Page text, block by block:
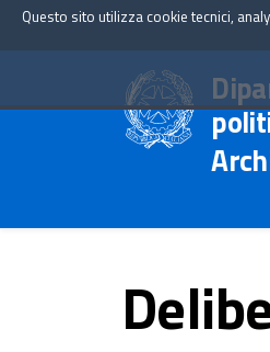
Questo sito utilizza cookie tecnici,